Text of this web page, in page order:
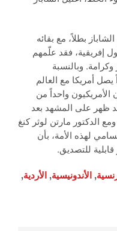
بطلاً، مع بقائه
إفريقية، فقد علّمهم
وبالنسبة
أمريكا مع العالم
الأمريكيون واحداً من
ظهر على المشهد بعد
الدكتور مارتن لوثر كنغ
لهذه الأمة، بأن
للتصديق.
, الأندونيسية, الأردية,